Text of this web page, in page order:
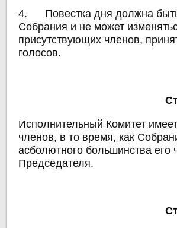
4. Повестка дня должна быть
Собрания и не может
присутствующих членов,
голосов.
Исполнительный Комитет
членов, в то время, как
асболютного большинства его
Председателя.